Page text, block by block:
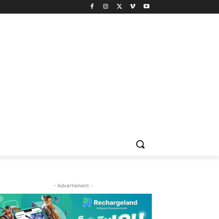
- Advertisment -